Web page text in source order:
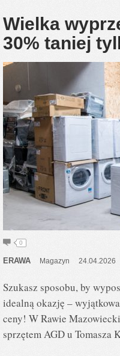
Wielka
30% taniej
0
ERAWA Magazyn 24.04.2026
Szukasz sposobu, by
idealną okazję –
ceny! W Rawie
sprzętem AGD u Tomasza